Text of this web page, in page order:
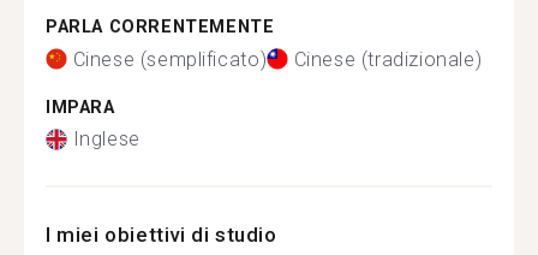
PARLA CORRENTEMENTE
Cinese (semplificato) Cinese (tradizionale)
IMPARA
Inglese
I miei obiettivi di studio